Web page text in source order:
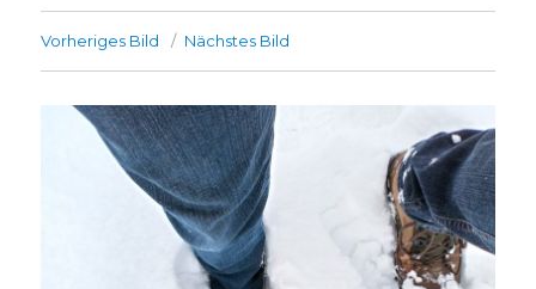
Vorheriges Bild Nächstes Bild